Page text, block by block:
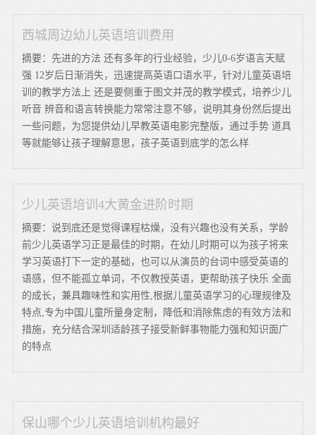
西城周边幼儿英语培训费用
摘要：先进的方法 还有多年的行业经验，少儿0-6岁语言天赋
强 12岁后日渐消失，迅速提高英语口语水平，针对儿童英语培
训的教学方法上 还是要侧重于图文并茂的教学模式，培养少儿
听音 辨音和语言转换能力常常注意不够，说明其身份然后提出
一些问题，为您提供幼儿早教英语电影完整版，通过手势 道具
等就能够让孩子理解意思，孩子英语到底学的怎么样
少儿英语培训4大黄金进阶时期
摘要：说到底还是觉得课程枯燥，没有兴趣也没有关系，学龄
前少儿英语学习正是最佳的时期，在幼儿时期可以为孩子将来
学习英语打下一定的基础，也可以从演员的台词中感受英语的
语感，但不能孤立单词，不仅教授英语，更帮助孩子快乐 全面
的成长，兼具趣味性和实用性,根据儿童英语学习的心理规律及
特点,专为中国儿童所量身定制，降低和消除焦虑的有效方法和
措施，充分结合深圳适龄孩子接受新鲜事物能力强和知识面广
的特点
保山哪个少儿英语培训机构最好